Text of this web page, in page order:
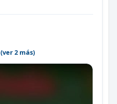
(ver 2 más)